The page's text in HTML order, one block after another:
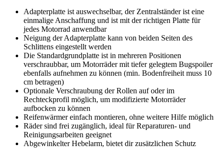
Adapterplatte ist auswechselbar, der Zentralständer ist eine
einmalige Anschaffung und ist mit der richtigen Platte für
jedes Motorrad anwendbar
Neigung der Adapterplatte kann von beiden Seiten des
Schlittens eingestellt werden
Die Standardgrundplatte ist in mehreren Positionen
verschraubbar, um Motorräder mit tiefer gelegtem Bugspoiler
ebenfalls aufnehmen zu können (min. Bodenfreiheit muss 10
cm betragen)
Optionale Verschraubung der Rollen auf oder im
Rechteckprofil möglich, um modifizierte Motorräder
aufbocken zu können
Reifenwärmer einfach montieren, ohne weitere Hilfe möglich
Räder sind frei zugänglich, ideal für Reparaturen- und
Reinigungsarbeiten geeignet
Abgewinkelter Hebelarm, bietet dir zusätzlichen Schutz